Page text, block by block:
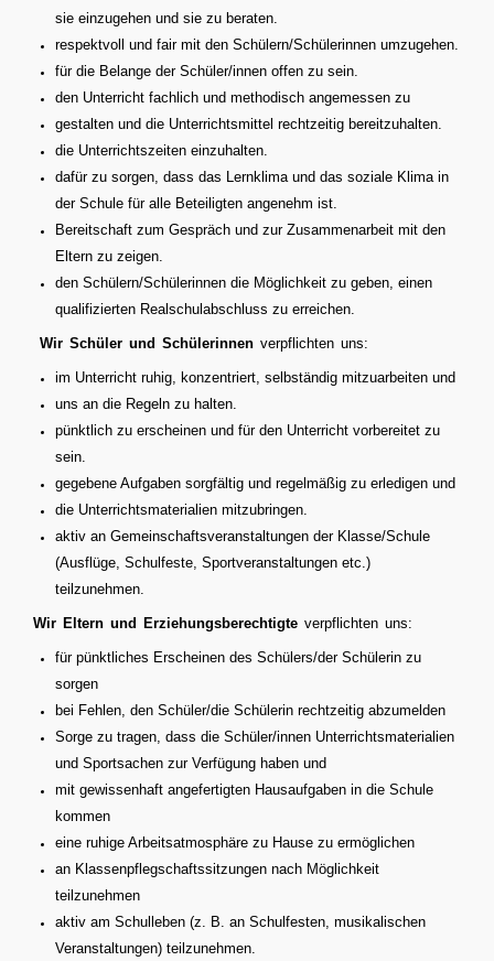
sie einzugehen und sie zu beraten.
respektvoll und fair mit den Schülern/Schülerinnen umzugehen.
für die Belange der Schüler/innen offen zu sein.
den Unterricht fachlich und methodisch angemessen zu
gestalten und die Unterrichtsmittel rechtzeitig bereitzuhalten.
die Unterrichtszeiten einzuhalten.
dafür zu sorgen, dass das Lernklima und das soziale Klima in
der Schule für alle Beteiligten angenehm ist.
Bereitschaft zum Gespräch und zur Zusammenarbeit mit den
Eltern zu zeigen.
den Schülern/Schülerinnen die Möglichkeit zu geben, einen
qualifizierten Realschulabschluss zu erreichen.
Wir Schüler und Schülerinnen verpflichten uns:
im Unterricht ruhig, konzentriert, selbständig mitzuarbeiten und
uns an die Regeln zu halten.
pünktlich zu erscheinen und für den Unterricht vorbereitet zu
sein.
gegebene Aufgaben sorgfältig und regelmäßig zu erledigen und
die Unterrichtsmaterialien mitzubringen.
aktiv an Gemeinschaftsveranstaltungen der Klasse/Schule
(Ausflüge, Schulfeste, Sportveranstaltungen etc.)
teilzunehmen.
Wir Eltern und Erziehungsberechtigte verpflichten uns:
für pünktliches Erscheinen des Schülers/der Schülerin zu
sorgen
bei Fehlen, den Schüler/die Schülerin rechtzeitig abzumelden
Sorge zu tragen, dass die Schüler/innen Unterrichtsmaterialien
und Sportsachen zur Verfügung haben und
mit gewissenhaft angefertigten Hausaufgaben in die Schule
kommen
eine ruhige Arbeitsatmosphäre zu Hause zu ermöglichen
an Klassenpflegschaftssitzungen nach Möglichkeit
teilzunehmen
aktiv am Schulleben (z. B. an Schulfesten, musikalischen
Veranstaltungen) teilzunehmen.